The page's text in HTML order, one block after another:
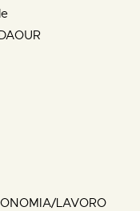
LAVORO